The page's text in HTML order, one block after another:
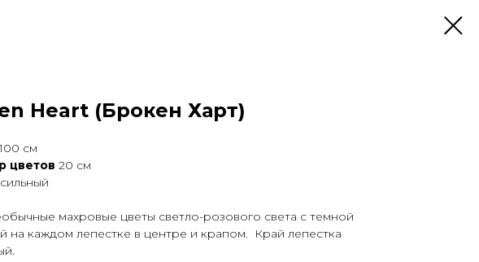
Heart (Брокен Харт)
см
цветов 20 см
сильный
махровые цветы светло-розового света с темной
на каждом лепестке в центре и крапом. Край лепестка